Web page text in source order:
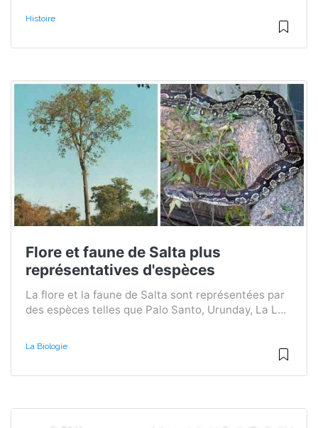
Histoire
Flore et faune de Salta plus
représentatives d'espèces
La flore et la faune de Salta sont représentées par
des espèces telles que Palo Santo, Urunday, La L...
La Biologie